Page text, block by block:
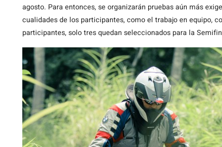
agosto. Para entonces, se organizarán pruebas aún más
cualidades de los participantes, como el trabajo en equipo,
participantes, solo tres quedan seleccionados para la